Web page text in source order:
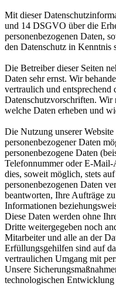
Mit dieser
und 14 DSGVO über die
personenbezogenen Daten,
den Datenschutz in Kenntnis
Die Betreiber dieser Seiten
Daten sehr ernst. Wir
vertraulich und entsprechend
Datenschutzvorschriften. Wir
welche Daten erheben und
Die Nutzung unserer
personenbezogener Daten
personenbezogene Daten
Telefonnummer oder E-Mail-
dies, soweit möglich, stets
personenbezogenen Daten
beantworten, Ihre Aufträge
Informationen
Diese Daten werden ohne
Dritte weitergegeben noch
Mitarbeiter und alle an der
Erfüllungsgehilfen sind auf
vertraulichen Umgang mit
Unsere
technologischen